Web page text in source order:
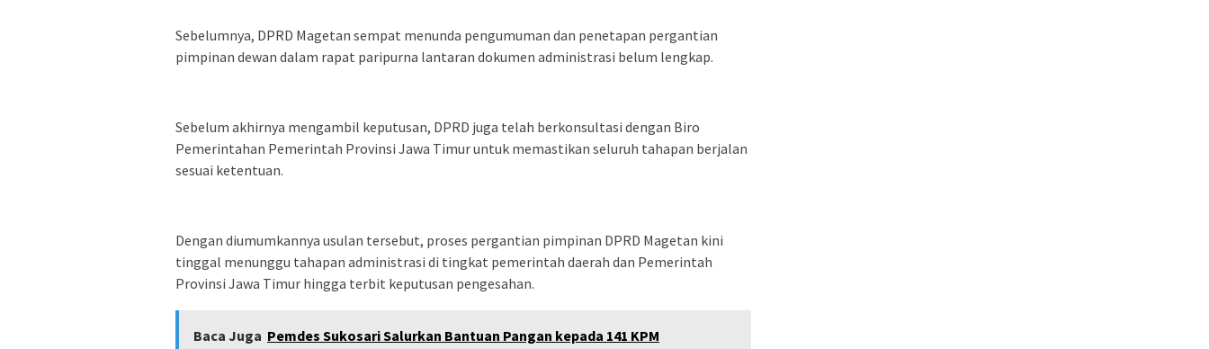
Sebelumnya, DPRD Magetan sempat menunda pengumuman dan penetapan pergantian
pimpinan dewan dalam rapat paripurna lantaran dokumen administrasi belum lengkap.
Sebelum akhirnya mengambil keputusan, DPRD juga telah berkonsultasi dengan Biro
Pemerintahan Pemerintah Provinsi Jawa Timur untuk memastikan seluruh tahapan berjalan
sesuai ketentuan.
Dengan diumumkannya usulan tersebut, proses pergantian pimpinan DPRD Magetan kini
tinggal menunggu tahapan administrasi di tingkat pemerintah daerah dan Pemerintah
Provinsi Jawa Timur hingga terbit keputusan pengesahan.
Baca Juga Pemdes Sukosari Salurkan Bantuan Pangan kepada 141 KPM